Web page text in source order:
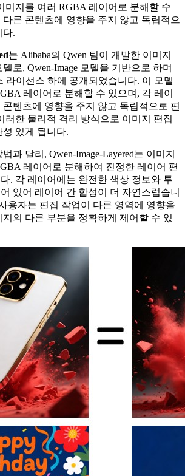
미지를 여러 RGBA 레이어로 분해할 수
른 콘텐츠에 영향을 주지 않고 독립적으
다.
는 Alibaba의 Qwen 팀이 개발한 이미지
로, Qwen-Image 모델을 기반으로 하며
라이선스 하에 공개되었습니다. 이 모델
레이어로 분해할 수 있으며, 각 레이
텐츠에 영향을 주지 않고 독립적으로 편
러한 물리적 격리 방식으로 이미지 편집
있게 됩니다.
과 달리, Qwen-Image-Layered는 이미지
레이어로 분해하여 진정한 레이어 편
. 각 레이어에는 완전한 색상 정보와 투
있어 레이어 간 합성이 더 자연스럽습니
용자는 편집 작업이 다른 영역에 영향을
의 다른 부분을 정확하게 제어할 수 있